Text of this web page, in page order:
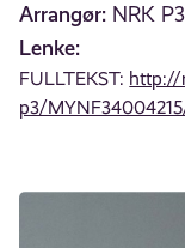
Arrangør: NRK
Lenke:
FULLTEKST: http://
p3/